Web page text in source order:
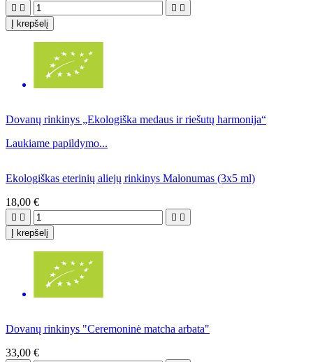
   
Į krepšelį
Dovanų rinkinys „Ekologiška medaus ir riešutų harmonija“
Laukiame papildymo...
Ekologiškas eterinių aliejų rinkinys Malonumas (3x5 ml)
18,00 €
   
Į krepšelį
Dovanų rinkinys "Ceremoninė matcha arbata"
33,00 €